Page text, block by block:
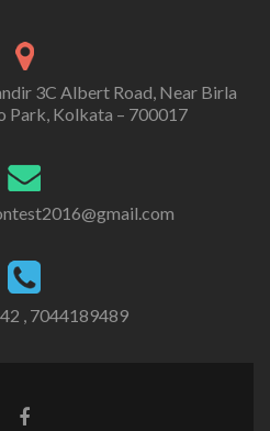
3C Albert Road, Near Birla
Park, Kolkata – 700017
, 7044189489